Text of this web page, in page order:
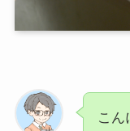
こん